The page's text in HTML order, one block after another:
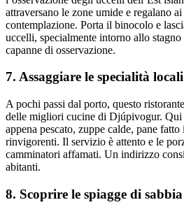
attraversano le zone umide e regalano
contemplazione. Porta il binocolo e
uccelli, specialmente intorno allo
capanne di osservazione.
7. Assaggiare le specialità
A pochi passi dal porto, questo
delle migliori cucine di Djúpivogur. Qui
appena pescato, zuppe calde, pane fatto
rinvigorenti. Il servizio è attento e le
camminatori affamati. Un indirizzo
abitanti.
8. Scoprire le spiagge di